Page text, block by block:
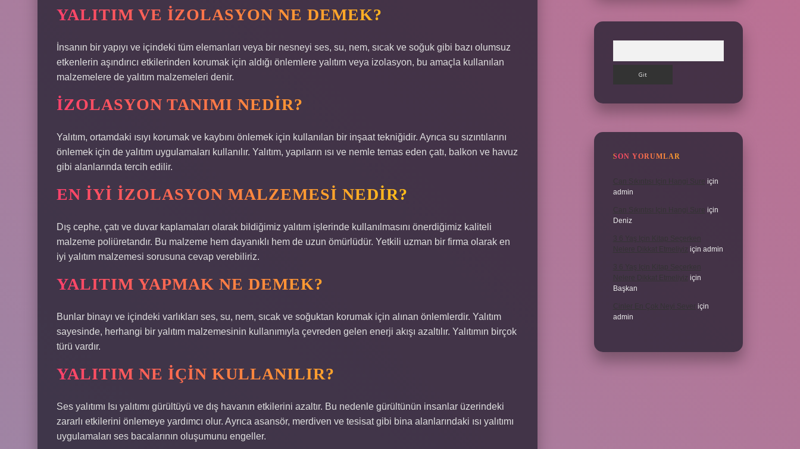
YALITIM VE IZOLASYON NE DEMEK?
İnsanın bir yapıyı ve içindeki tüm elemanları veya bir nesneyi ses, su, nem, sıcak ve soğuk gibi bazı olumsuz
etkenlerin aşındırıcı etkilerinden korumak için aldığı önlemlere yalıtım veya izolasyon, bu amaçla kullanılan
malzemelere de yalıtım malzemeleri denir.
İZOLASYON TANIMI NEDIR?
Yalıtım, ortamdaki ısıyı korumak ve kaybını önlemek için kullanılan bir inşaat tekniğidir. Ayrıca su sızıntılarını
önlemek için de yalıtım uygulamaları kullanılır. Yalıtım, yapıların ısı ve nemle temas eden çatı, balkon ve havuz
gibi alanlarında tercih edilir.
EN IYI IZOLASYON MALZEMESI NEDIR?
Dış cephe, çatı ve duvar kaplamaları olarak bildiğimiz yalıtım işlerinde kullanılmasını önerdiğimiz kaliteli
malzeme poliüretandır. Bu malzeme hem dayanıklı hem de uzun ömürlüdür. Yetkili uzman bir firma olarak en
iyi yalıtım malzemesi sorusuna cevap verebiliriz.
YALITIM YAPMAK NE DEMEK?
Bunlar binayı ve içindeki varlıkları ses, su, nem, sıcak ve soğuktan korumak için alınan önlemlerdir. Yalıtım
sayesinde, herhangi bir yalıtım malzemesinin kullanımıyla çevreden gelen enerji akışı azaltılır. Yalıtımın birçok
türü vardır.
YALITIM NE IÇIN KULLANILIR?
Ses yalıtımı Isı yalıtımı gürültüyü ve dış havanın etkilerini azaltır. Bu nedenle gürültünün insanlar üzerindeki
zararlı etkilerini önlemeye yardımcı olur. Ayrıca asansör, merdiven ve tesisat gibi bina alanlarındaki ısı yalıtımı
uygulamaları ses bacalarının oluşumunu engeller.
SON YORUMLAR
için
admin
için
Deniz
için admin
için
Başkan
için
admin